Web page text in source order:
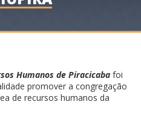
Humanos de Piracicaba foi
promover a congregação
de recursos humanos da